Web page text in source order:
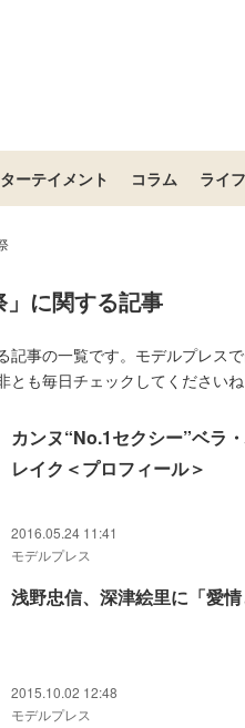
ーテイメント コラム ライフ
」に関する記事
記事の一覧です。モデルプレ
も毎日チェックしてくださいね
カンヌ“No.1セクシー”ベラ
レイク＜プロフィール＞
2016.05.24 11:41
モデルプレス
浅野忠信、深津絵里に「愛情
2015.10.02 12:48
モデルプレス